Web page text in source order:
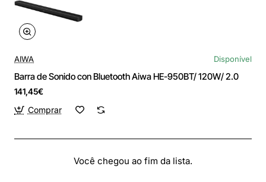
AIWA Disponível
Barra de Sonido con Bluetooth Aiwa HE-950BT/ 120W/ 2.0
141,45€
Comprar
Você chegou ao fim da lista.